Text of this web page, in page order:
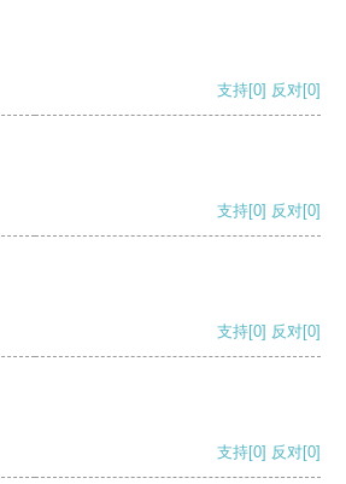
支持[0] 反对[0]
支持[0] 反对[0]
支持[0] 反对[0]
支持[0] 反对[0]